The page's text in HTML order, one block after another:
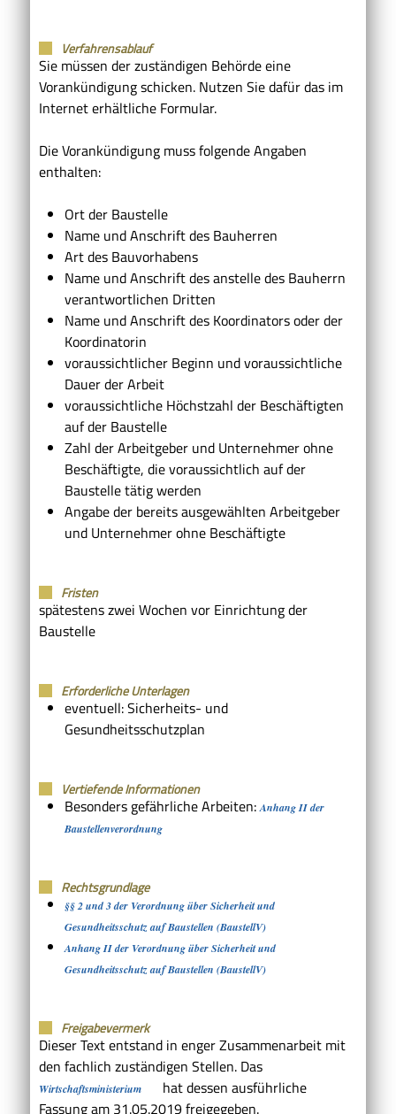
Verfahrensablauf
Sie müssen der zuständigen Behörde eine
Vorankündigung schicken. Nutzen Sie dafür das im
Internet erhältliche Formular.
Die Vorankündigung muss folgende Angaben
enthalten:
Ort der Baustelle
Name und Anschrift des Bauherren
Art des Bauvorhabens
Name und Anschrift des anstelle des Bauherrn
verantwortlichen Dritten
Name und Anschrift des Koordinators oder der
Koordinatorin
voraussichtlicher Beginn und voraussichtliche
Dauer der Arbeit
voraussichtliche Höchstzahl der Beschäftigten
auf der Baustelle
Zahl der Arbeitgeber und Unternehmer ohne
Beschäftigte, die voraussichtlich auf der
Baustelle tätig werden
Angabe der bereits ausgewählten Arbeitgeber
und Unternehmer ohne Beschäftigte
Fristen
spätestens zwei Wochen vor Einrichtung der
Baustelle
Erforderliche Unterlagen
eventuell: Sicherheits- und
Gesundheitsschutzplan
Vertiefende Informationen
Besonders gefährliche Arbeiten:Anhang II der
Baustellenverordnung
Rechtsgrundlage
§§ 2 und 3 der Verordnung über Sicherheit und
Gesundheitsschutz auf Baustellen (BaustellV)
Anhang II der Verordnung über Sicherheit und
Gesundheitsschutz auf Baustellen (BaustellV)
Freigabevermerk
Dieser Text entstand in enger Zusammenarbeit mit
den fachlich zuständigen Stellen. Das
Wirtschaftsministerium
hat dessen ausführliche
Fassung am 31.05.2019 freigegeben.